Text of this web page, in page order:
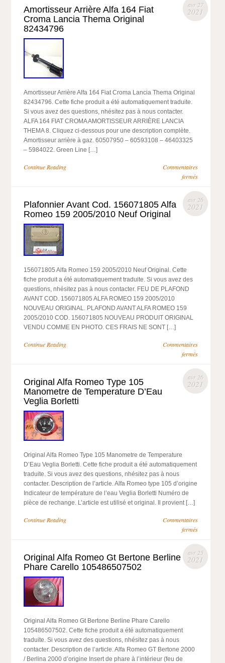
avr 27
2021
Amortisseur Arrière Alfa 164 Fiat
Croma Lancia Thema Original
82434796
Amortisseur Arrière Alfa 164 Fiat Croma Lancia Thema Original
82434796. Cette fiche produit a été automatiquement traduite.
Si vous avez des questions, nhésitez pas à nous contacter.
ALFA 164 FIAT CROMA AMORTISSEUR ARRIÈRE LANCIA
THEMA 8. Cliquez ci-dessous pour une description complète.
Amortisseur arrière à gaz. 60507950 – 60593108 – 46403325
– 5984022. Green Line […]
Continue Reading
Commentaires
fermés
avr 26
2021
Plafonnier Avant Cod. 156071805 Alfa
Romeo 159 2005/2010 Neuf Original
156071805 Alfa Romeo 159 2005/2010 Neuf Original. Cette
fiche produit a été automatiquement traduite. Si vous avez des
questions, nhésitez pas à nous contacter. FEU DE PLAFOND
AVANT COD. 156071805 ALFA ROMEO 159 2005/2010
NOUVEAU ORIGINAL. PLAFOND AVANT ALFA ROMEO 159
2005/2010 COD. 156071805 NOUVEAU PRODUIT ORIGINAL
VENDU COMME EN PHOTO. CES FRAIS NE SONT […]
Continue Reading
Commentaires
fermés
avr 26
2021
Original Alfa Romeo Type 105
Manometre de Temperature D’Eau
Veglia Borletti
Original Alfa Romeo Type 105 Manometre de Temperature
D’Eau Veglia Borletti. Cette fiche produit a été automatiquement
traduite. Si vous avez des questions, nhésitez pas à nous
contacter. Description de l’article. Alfa Romeo type 105 d’origine
Indicateur de température de l’eau Veglia Borletti Numéro de
pièce de rechange. L’article est utilisé et original. Il provient […]
Continue Reading
Commentaires
fermés
avr 25
2021
Original Alfa Romeo Gt Bertone Berline
Phare Carello 105486507502
Original Alfa Romeo Gt Bertone Berline Phare Carello
105486507502. Cette fiche produit a été automatiquement
traduite. Si vous avez des questions, nhésitez pas à nous
contacter. Description de l’article. Alfa Romeo GT Bertone 2000
/ Berlina 2000 d’origine Insert de phare à l’intérieur (feu de